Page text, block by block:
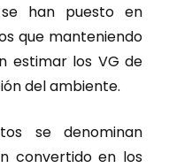
han puesto en
que manteniendo
estimar los VG de
del ambiente.
se denominan
convertido en los